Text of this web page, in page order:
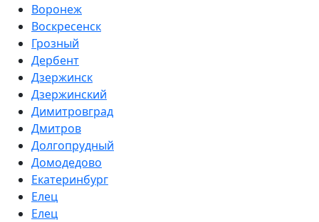
Воронеж
Воскресенск
Грозный
Дербент
Дзержинск
Дзержинский
Димитровград
Дмитров
Долгопрудный
Домодедово
Екатеринбург
Елец
Елец